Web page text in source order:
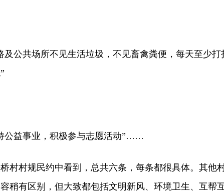
公共场所不见生活垃圾，不见畜禽粪便，每天至少打
益事业，积极参与志愿活动”……
村规民约中看到，总共六条，每条都很具体。其他
稍有区别，但大致都包括文明新风、环境卫生、互帮